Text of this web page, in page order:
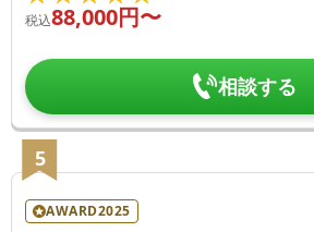
税込88,000円〜
相談する
5
AWARD2025